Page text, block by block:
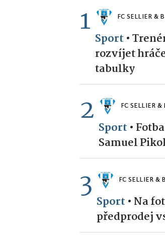
1 FC SELLIER &
Sport •
rozvíjet
tabulky
2 FC SELLIER
Sport •
Samuel
3 FC SELLIER &
Sport • Na
předprodej